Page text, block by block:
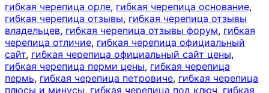
гибкая черепица орле, гибкая черепица основание,
гибкая черепица отзывы, гибкая черепица отзывы
владельцев, гибкая черепица отзывы форум, гибкая
черепица отличие, гибкая черепица официальный
сайт, гибкая черепица официальный сайт цены,
гибкая черепица перми цены, гибкая черепица
пермь, гибкая черепица петровиче, гибкая черепица
плюсы и минусы, гибкая черепица под ключ, гибкая